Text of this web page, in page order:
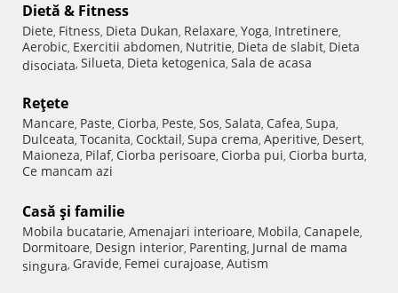
Dietă & Fitness
Diete, Fitness, Dieta Dukan, Relaxare, Yoga, Intretinere,
Aerobic, Exercitii abdomen, Nutritie, Dieta de slabit, Dieta
disociata, Silueta, Dieta ketogenica, Sala de acasa
Reţete
Mancare, Paste, Ciorba, Peste, Sos, Salata, Cafea, Supa,
Dulceata, Tocanita, Cocktail, Supa crema, Aperitive, Desert,
Maioneza, Pilaf, Ciorba perisoare, Ciorba pui, Ciorba burta,
Ce mancam azi
Casă şi familie
Mobila bucatarie, Amenajari interioare, Mobila, Canapele,
Dormitoare, Design interior, Parenting, Jurnal de mama
singura, Gravide, Femei curajoase, Autism